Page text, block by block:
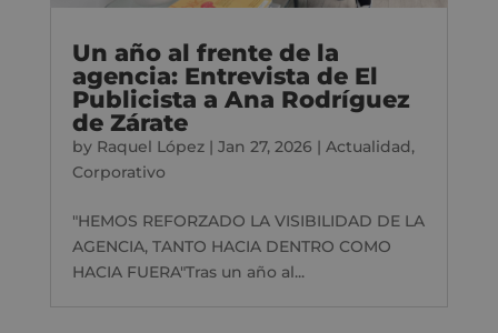
Un año al frente de la
agencia: Entrevista de El
Publicista a Ana Rodríguez
de Zárate
by Raquel López| Jan 27, 2026 | Actualidad,
Corporativo
"HEMOS REFORZADO LA VISIBILIDAD DE LA
AGENCIA, TANTO HACIA DENTRO COMO
HACIA FUERA"Tras un año al...